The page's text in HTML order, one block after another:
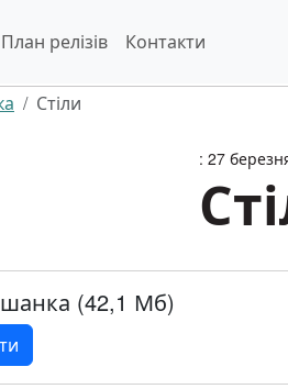
План релізів Контакти
Стіли
: 27
(42,1 Мб)